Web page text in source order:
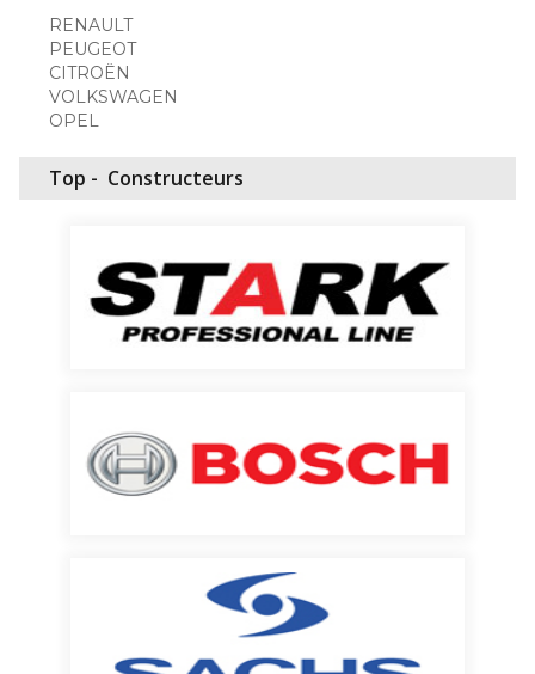
RENAULT
PEUGEOT
CITROËN
VOLKSWAGEN
OPEL
Top - Constructeurs